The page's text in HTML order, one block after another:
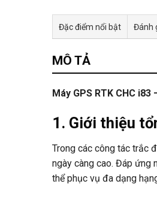
Đặc điểm nổi bật Đánh
MÔ TẢ
Máy GPS RTK CHC
1. Giới thiệu
Trong các công tác trắc
ngày càng cao. Đáp ứng
thể phục vụ đa dạng